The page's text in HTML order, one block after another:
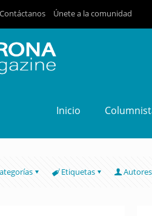
Contáctanos Únete a la comunidad
Inicio
Etiquetas Autores